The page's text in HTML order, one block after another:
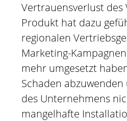
Vertrauensverlust des
Produkt hat dazu
regionalen
Marketing-
mehr umgesetzt
Schaden
des Unternehmens
mangelhafte